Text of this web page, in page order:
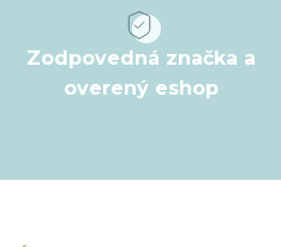
Zodpovedná značka a
overený eshop